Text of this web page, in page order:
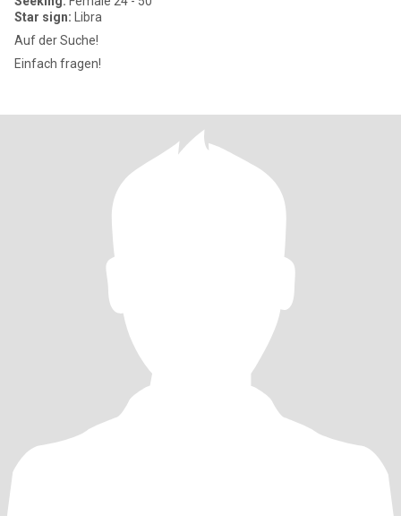
Star sign: Libra
Auf der Suche!
Einfach fragen!